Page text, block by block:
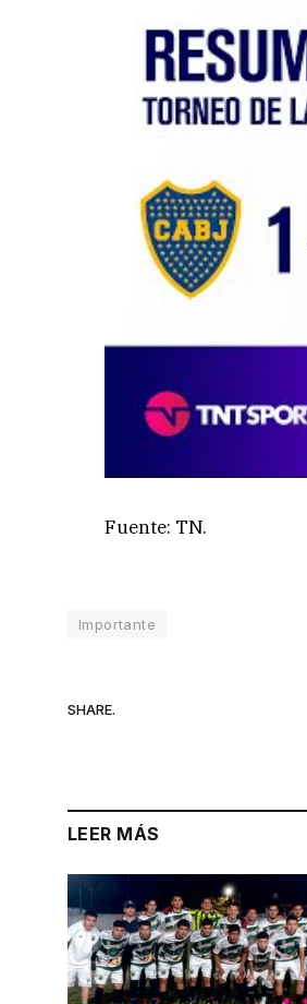
Fuente: TN.
Importante
SHARE.
LEER MÁS